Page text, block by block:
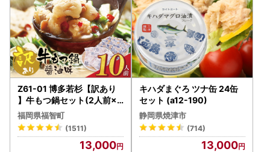
Z61-01 博多若杉【訳あり
】牛もつ鍋セット(2人前×5
) 10人前 もつ鍋
福岡県福智町
(1511)
13,000
キハダまぐろ ツナ缶 24缶
セット (a12-190)
静岡県焼津市
(714)
13,000